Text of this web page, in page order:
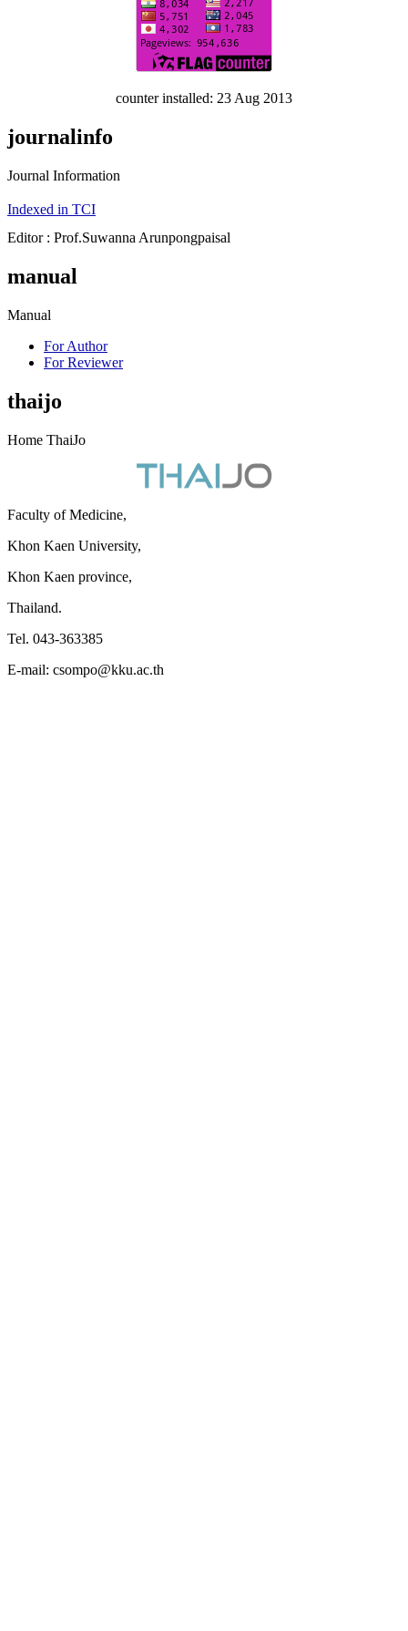
counter installed: 23 Aug 2013
journalinfo
Journal Information
Indexed in TCI
Editor : Prof.Suwanna Arunpongpaisal
manual
Manual
For Author
For Reviewer
thaijo
Home ThaiJo
Faculty of Medicine,
Khon Kaen University,
Khon Kaen province,
Thailand.
Tel. 043-363385
E-mail: csompo@kku.ac.th